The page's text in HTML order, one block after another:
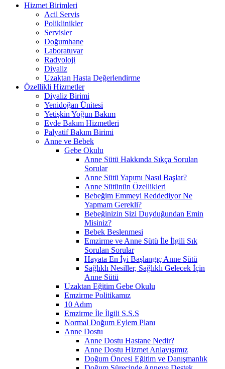
Hizmet Birimleri
Acil Servis
Poliklinikler
Servisler
Doğumhane
Laboratuvar
Radyoloji
Diyaliz
Uzaktan Hasta Değerlendirme
Özellikli Hizmetler
Diyaliz Birimi
Yenidoğan Ünitesi
Yetişkin Yoğun Bakım
Evde Bakım Hizmetleri
Palyatif Bakım Birimi
Anne ve Bebek
Gebe Okulu
Anne Sütü Hakkında Sıkça Sorulan
Sorular
Anne Sütü Yapımı Nasıl Başlar?
Anne Sütünün Özellikleri
Bebeğim Emmeyi Reddediyor Ne
Yapmam Gerekli?
Bebeğinizin Sizi Duyduğundan Emin
Misiniz?
Bebek Beslenmesi
Emzirme ve Anne Sütü İle İlgili Sık
Sorulan Sorular
Hayata En İyi Başlangıç Anne Sütü
Sağlıklı Nesiller, Sağlıklı Gelecek İçin
Anne Sütü
Uzaktan Eğitim Gebe Okulu
Emzirme Politikamız
10 Adım
Emzirme İle İlgili S.S.S
Normal Doğum Eylem Planı
Anne Dostu
Anne Dostu Hastane Nedir?
Anne Dostu Hizmet Anlayışımız
Doğum Öncesi Eğitim ve Danışmanlık